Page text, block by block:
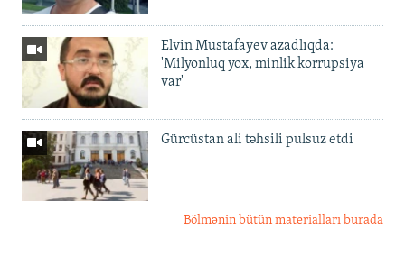
Elvin Mustafayev azadlıqda:
'Milyonluq yox, minlik korrupsiya
var'
Gürcüstan ali təhsili pulsuz etdi
Bölmənin bütün materialları burada